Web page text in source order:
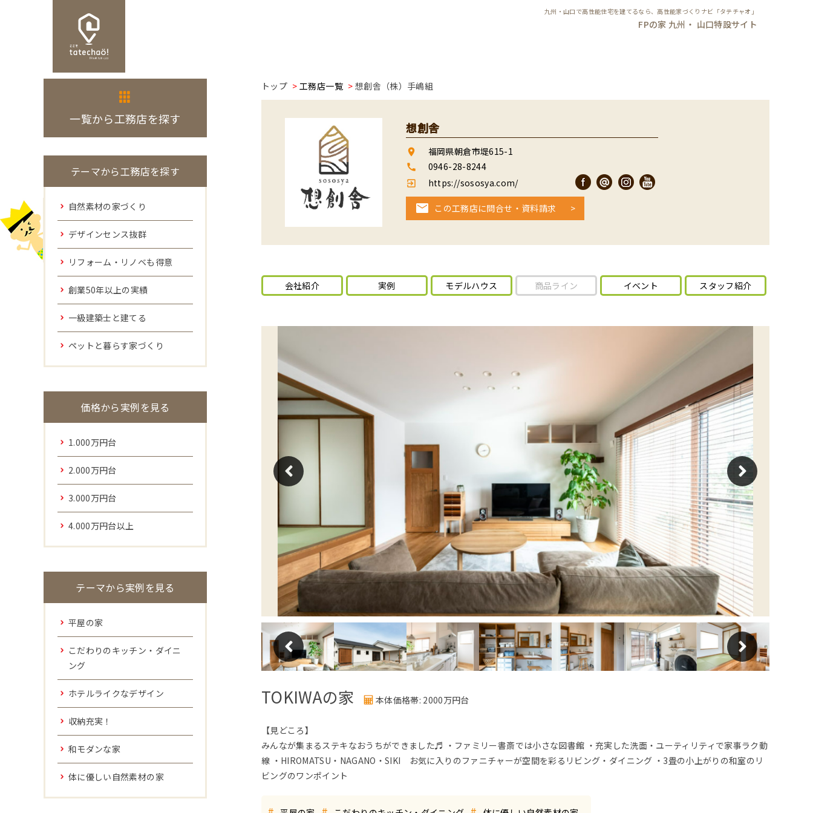
九州・山口で高性能住宅を建てるなら、高性能家づくりナビ「タテチャオ」
FPの家 九州・ 山口特設サイト
トップ 工務店一覧 想創舎（株）手嶋組
想創舎
room 福岡県朝倉市堤615-1
call 0946-28-8244
exit_to_app https://sososya.com/
この工務店に問合せ・資料請求
会社紹介 実例 モデルハウス 商品ライン イベント スタッフ紹介
TOKIWAの家 本体価格帯: 2000万円台
【見どころ】
みんなが集まるステキなおうちができました♬ ・ファミリー書斎では小さな図書館 ・充実した洗面・ユーティリティで家事ラク動
線 ・HIROMATSU・NAGANO・SIKI お気に入りのファニチャーが空間を彩るリビング・ダイニング ・3畳の小上がりの和室のリ
ビングのワンポイント
一覧から工務店を探す
テーマから工務店を探す
自然素材の家づくり
デザインセンス抜群
リフォーム・リノベも得意
創業50年以上の実績
一級建築士と建てる
ペットと暮らす家づくり
価格から実例を見る
1.000万円台
2.000万円台
3.000万円台
4.000万円台以上
テーマから実例を見る
平屋の家
こだわりのキッチン・ダイニ
ング
ホテルライクなデザイン
収納充実！
和モダンな家
体に優しい自然素材の家